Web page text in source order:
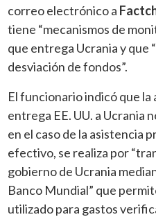
correo electrónico a
tiene “mecanismos de
que entrega Ucrania y que
desviación de fondos”.
El funcionario indicó que
entrega EE. UU. a Ucrania
en el caso de la asistencia
efectivo, se realiza por
gobierno de Ucrania
Banco Mundial” que
utilizado para gastos